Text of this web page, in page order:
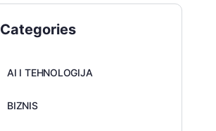
Categories
AI I TEHNOLOGIJA
BIZNIS